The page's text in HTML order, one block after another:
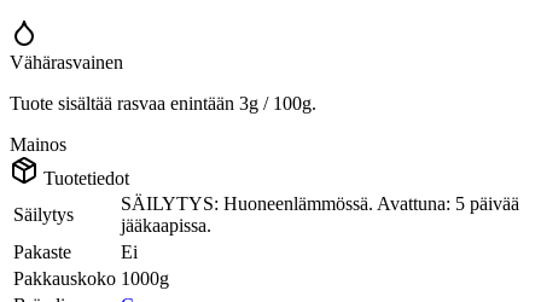
Vähärasvainen
Tuote sisältää rasvaa enintään 3g / 100g.
Mainos
Tuotetiedot
Säilytys
SÄILYTYS: Huoneenlämmössä. Avattuna: 5 päivää
jääkaapissa.
Pakaste
Ei
Pakkauskoko 1000g